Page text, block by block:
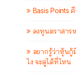
Basis Points
ลงทุนตราสาร
อยากรู้ว่าหุ้นกู้
ไง จะดูได้ที่ไหน